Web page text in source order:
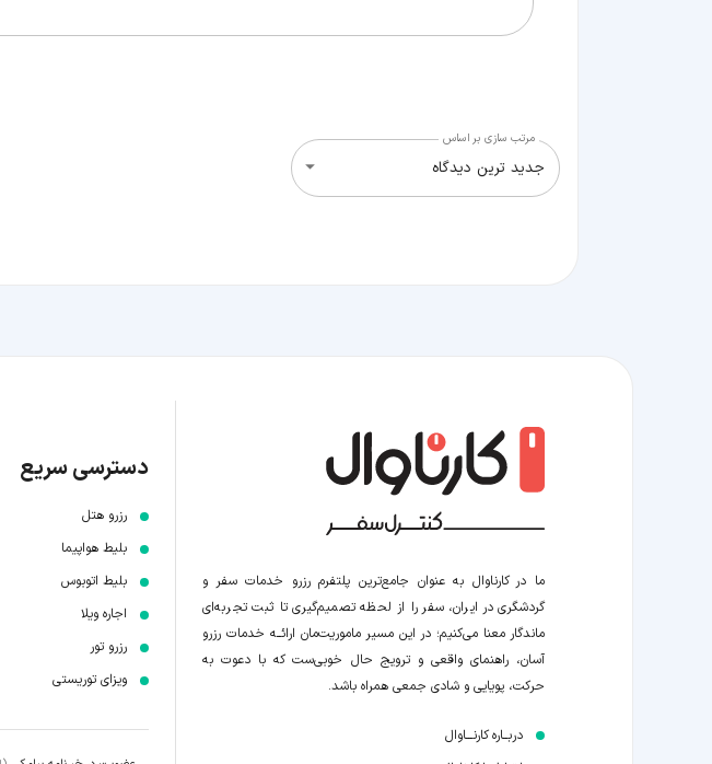
مرتب سازی بر اساس
جدید ترین دیدگاه
ما در کارناوال به عنوان جامع‌ترین پلتفرم رزرو خدمات سفر و
گردشگری در ایران، سفر را از لحظه‌ تصمیم‌گیری تا ثبت تجربه‌ای
ماندگار معنا می‌کنیم؛ در این مسیر‍ ماموریت‌مان اراﺋــﻪ خدمات رزرو
آسان، راهنمای واقعی و ترویج حال خوبی‌ست که با دعوت به
حرکت، پویایی و شادی جمعی همراه باشد.
دربــاره کارنـــاوال
دسترسی سریع
رزرو هتل
بلیط هواپیما
بلیط اتوبوس
اجاره ویلا
رزرو تور
ویزای توریستی